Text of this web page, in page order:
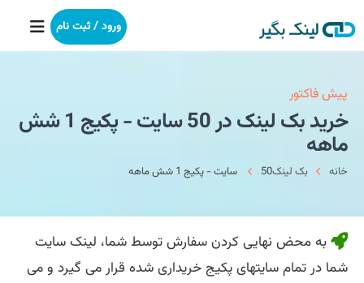
خانه
بکلینک
رپورتاژآگهی
خدمات ما
درباره ما
ورود / ثبت نام
پیش فاکتور
خرید بک لینک در 50 سایت - پکیج 1 شش
ماهه
خانه بک لینک50 سایت - پکیج 1 شش ماهه
به محض نهایی کردن سفارش توسط شما، لینک سایت
شما در تمام سایتهای پکیج خریداری شده قرار می گیرد و می